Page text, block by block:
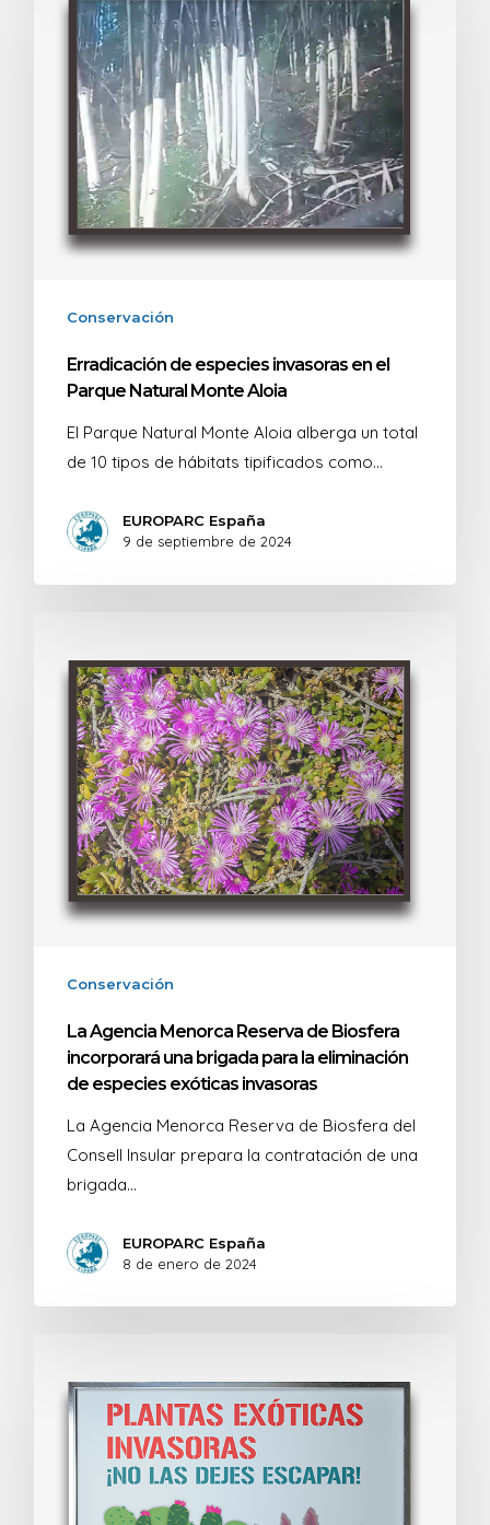
Conservación
Erradicación de especies invasoras en el
Parque Natural Monte Aloia
El Parque Natural Monte Aloia alberga un total
de 10 tipos de hábitats tipificados como…
EUROPARC España
9 de septiembre de 2024
Conservación
La Agencia Menorca Reserva de Biosfera
incorporará una brigada para la eliminación
de especies exóticas invasoras
La Agencia Menorca Reserva de Biosfera del
Consell Insular prepara la contratación de una
brigada…
EUROPARC España
8 de enero de 2024